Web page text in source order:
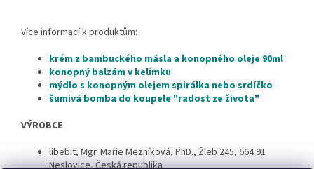
Více informací k produktům:
krém z bambuckého másla a konopného oleje 90ml
konopný balzám v kelímku
mýdlo s konopným olejem spirálka nebo srdíčko
šumivá bomba do koupele "radost ze života"
VÝROBCE
libebit, Mgr. Marie Mezníková, PhD., Žleb 245, 664 91
Neslovice,Česká republika